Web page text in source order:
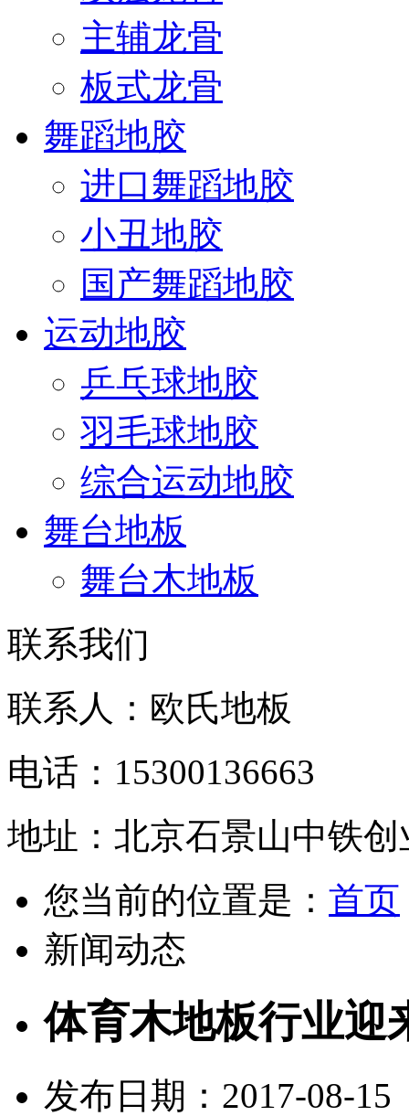
主辅龙骨
板式龙骨
舞蹈地胶
进口舞蹈地胶
小丑地胶
国产舞蹈地胶
运动地胶
乒乓球地胶
羽毛球地胶
综合运动地胶
舞台地板
舞台木地板
联系我们
联系人：欧氏地板
电话：15300136663
地址：北京石景山中铁
您当前的位置是： 首页
新闻动态
体育木地板行业迎
发布日期：2017-08-